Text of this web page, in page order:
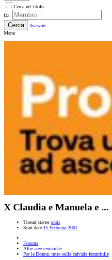
Cerca nel titolo
Da:
Cerca
Avanzate...
Menu
X Claudia e Manuela e ...
Thread starter onda
Start date 15 Febbraio 2004
Forums
Altre aree tematiche
Per la Donna: tutto sulla calvizie femminile